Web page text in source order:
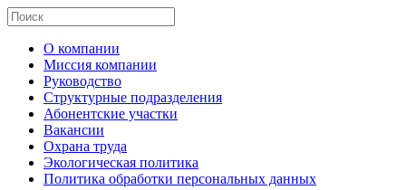
О компании
Миссия компании
Руководство
Структурные подразделения
Абонентские участки
Вакансии
Охрана труда
Экологическая политика
Политика обработки персональных данных